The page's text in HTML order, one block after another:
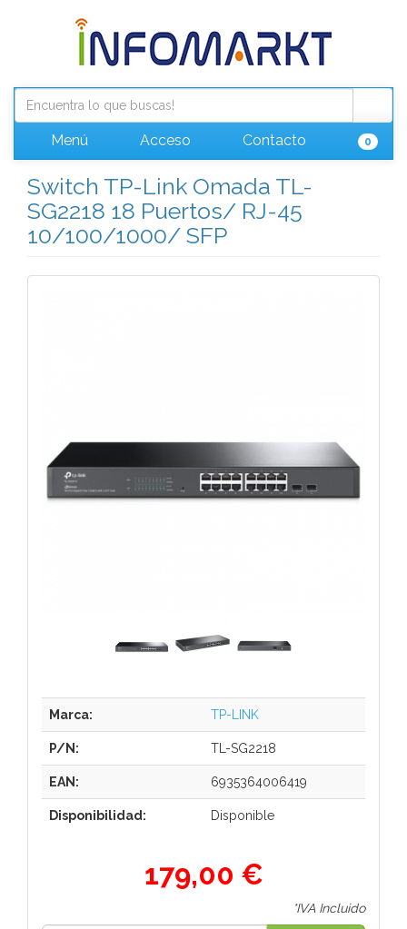
Menú Acceso Contacto 0
Switch TP-Link Omada TL-
SG2218 18 Puertos/ RJ-45
10/100/1000/ SFP
Marca: TP-LINK
P/N: TL-SG2218
EAN: 6935364006419
Disponibilidad: Disponible
179,00 €
*IVA Incluido